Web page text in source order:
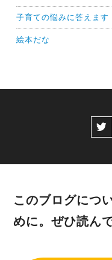
子育ての悩みに答えます
絵本だな
このブログにつ
めに。ぜひ読ん